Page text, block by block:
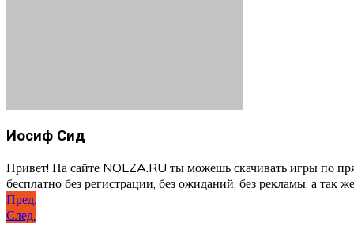
Иосиф Сид
Привет! На сайте NOLZA.RU ты можешь скачивать игры по
бесплатно без регистрации, без ожиданий, без рекламы, а так
Навигация
по
Пред.
След.